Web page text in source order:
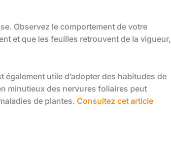
Observez le comportement de votre
et que les feuilles retrouvent de la vigueur,
utile d’adopter des habitudes de
minutieux des nervures foliaires peut
de plantes. Consultez cet article